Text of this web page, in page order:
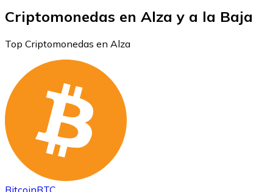
Criptomonedas en Alza y a la Baja
Top Criptomonedas en Alza
BitcoinBTC